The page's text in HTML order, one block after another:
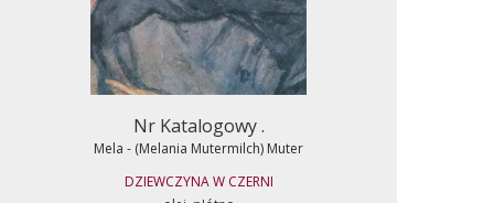
Nr Katalogowy .
Mela - (Melania Mutermilch) Muter
DZIEWCZYNA W CZERNI